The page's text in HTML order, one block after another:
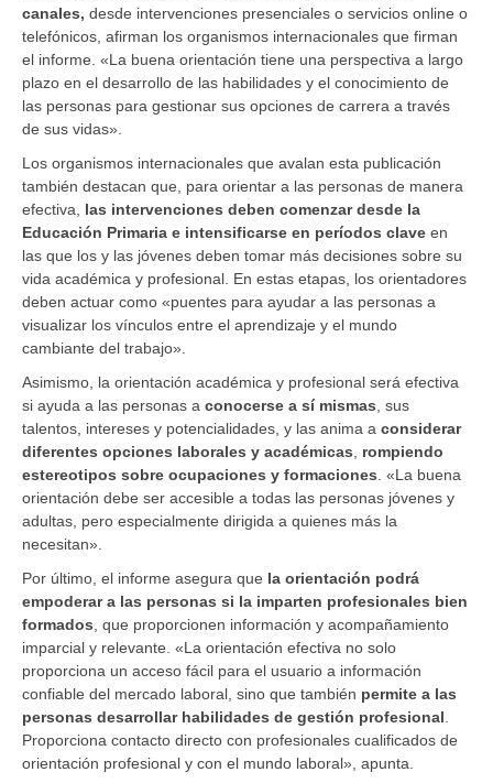
canales, desde intervenciones presenciales o servicios online o
telefónicos, afirman los organismos internacionales que firman
el informe. «La buena orientación tiene una perspectiva a largo
plazo en el desarrollo de las habilidades y el conocimiento de
las personas para gestionar sus opciones de carrera a través
de sus vidas».
Los organismos internacionales que avalan esta publicación
también destacan que, para orientar a las personas de manera
efectiva, las intervenciones deben comenzar desde la
Educación Primaria e intensificarse en períodos clave en
las que los y las jóvenes deben tomar más decisiones sobre su
vida académica y profesional. En estas etapas, los orientadores
deben actuar como «puentes para ayudar a las personas a
visualizar los vínculos entre el aprendizaje y el mundo
cambiante del trabajo».
Asimismo, la orientación académica y profesional será efectiva
si ayuda a las personas a conocerse a sí mismas , sus
talentos, intereses y potencialidades, y las anima a considerar
diferentes opciones laborales y académicas
rompiendo
estereotipos sobre ocupaciones y formaciones . «La buena
orientación debe ser accesible a todas las personas jóvenes y
adultas, pero especialmente dirigida a quienes más la
necesitan».
Por último, el informe asegura que la orientación podrá
empoderar a las personas si la imparten profesionales bien
formados , que proporcionen información y acompañamiento
imparcial y relevante. «La orientación efectiva no solo
proporciona un acceso fácil para el usuario a información
confiable del mercado laboral, sino que también permite a las
personas desarrollar habilidades de gestión profesional
Proporciona contacto directo con profesionales cualificados de
orientación profesional y con el mundo laboral», apunta.